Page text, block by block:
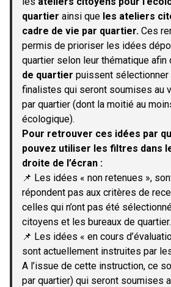
quartier ainsi que les ateliers
cadre de vie par quartier. Ces
permis de prioriser les idées
quartier selon leur thématique afin
de quartier puissent
finalistes qui seront soumises au
par quartier (dont la moitié au
écologique).
Pour retrouver ces idées par
pouvez utiliser les filtres dans
droite de l’écran :
📌 Les idées « non retenues »,
répondent pas aux critères de
celles qui n’ont pas été
citoyens et les bureaux de quartier.
📌 Les idées « en cours
sont actuellement instruites par
A l’issue de cette instruction, ce
par quartier) qui seront soumises